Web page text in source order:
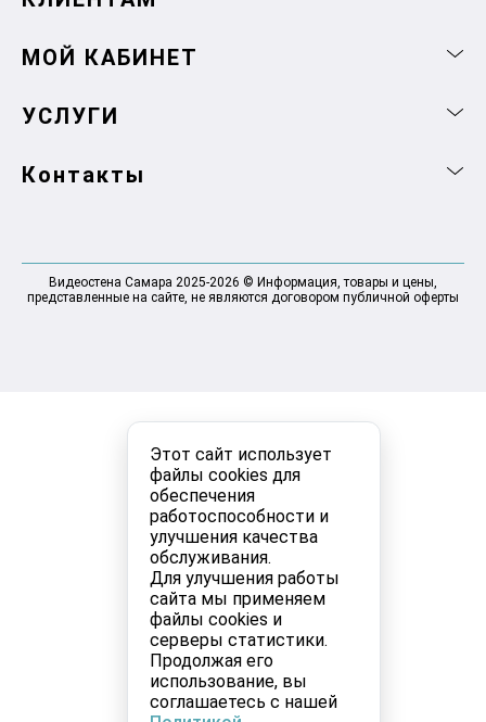
Этот сайт использует
файлы cookies для
обеспечения
работоспособности и
улучшения качества
обслуживания.
Для улучшения работы
сайта мы применяем
файлы cookies и
серверы статистики.
Продолжая его
использование, вы
соглашаетесь с нашей
МОЙ КАБИНЕТ
УСЛУГИ
Контакты
Видеостена Самара 2025-2026 © Информация, товары и цены,
представленные на сайте, не являются договором публичной оферты